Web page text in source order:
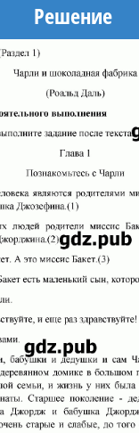
Решение